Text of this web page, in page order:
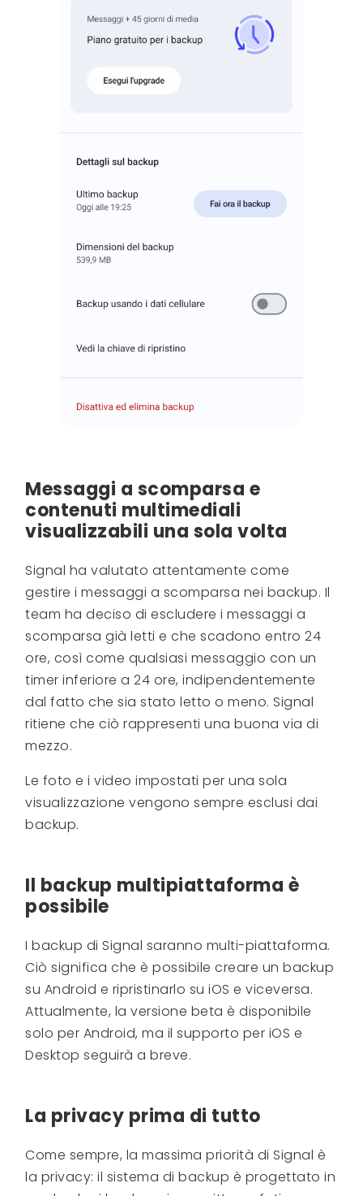
Messaggi a scomparsa e
contenuti multimediali
visualizzabili una sola volta
Signal ha valutato attentamente come
gestire i messaggi a scomparsa nei backup. Il
team ha deciso di escludere i messaggi a
scomparsa già letti e che scadono entro 24
ore, così come qualsiasi messaggio con un
timer inferiore a 24 ore, indipendentemente
dal fatto che sia stato letto o meno. Signal
ritiene che ciò rappresenti una buona via di
mezzo.
Le foto e i video impostati per una sola
visualizzazione vengono sempre esclusi dai
backup.
Il backup multipiattaforma è
possibile
I backup di Signal saranno multi-piattaforma.
Ciò significa che è possibile creare un backup
su Android e ripristinarlo su iOS e viceversa.
Attualmente, la versione beta è disponibile
solo per Android, ma il supporto per iOS e
Desktop seguirà a breve.
La privacy prima di tutto
Come sempre, la massima priorità di Signal è
la privacy: il sistema di backup è progettato in